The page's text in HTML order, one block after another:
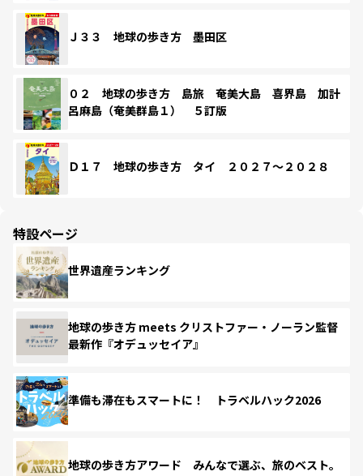
Ｊ３３ 地球の歩き方 墨田区
０２ 地球の歩き方 島旅 奄美大島 喜界島 加計
呂麻島（奄美群島１） ５訂版
Ｄ１７ 地球の歩き方 タイ ２０２７～２０２８
特設ページ
世界遺産ランキング
地球の歩き方 meets クリストファー・ノーラン監督
最新作『オデュッセイア』
準備も滞在もスマートに！ トラベルハック2026
地球の歩き方アワード みんなで選ぶ、旅のベスト。